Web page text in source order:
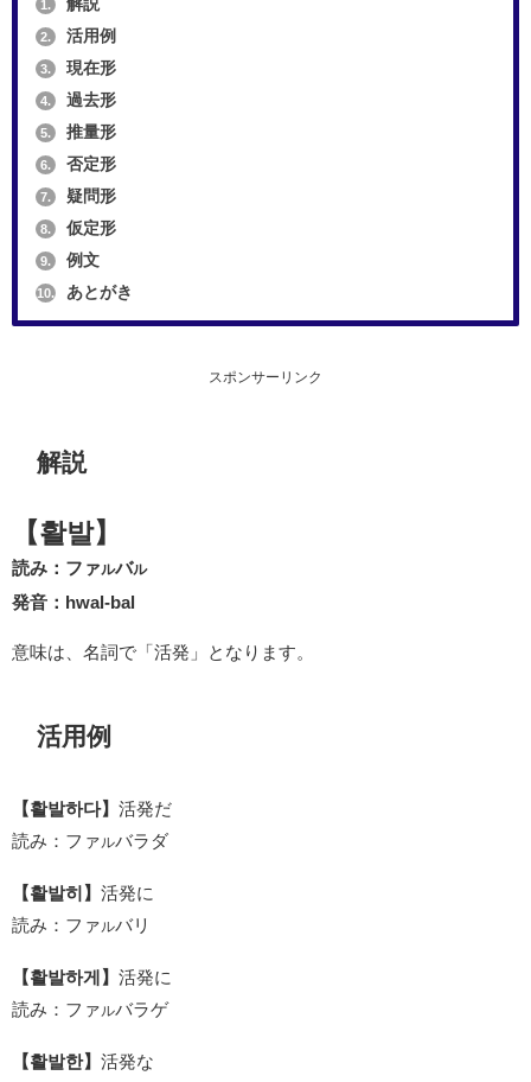
1.
2. 活用例
3. 現在形
4. 過去形
5. 推量形
6. 否定形
7. 疑問形
8. 仮定形
9. 例文
10. あとがき
スポンサーリンク
解説
【활발】
読み：ファルバル
発音：hwal-bal
意味は、名詞で「活発」となります。
活用例
【활발하다】 活発だ
読み：ファ ルバラダ
【활발히】 活発に
読み：ファ ルバリ
【활발하게】 活発に
読み：ファ ルバラゲ
【활발한】 活発な